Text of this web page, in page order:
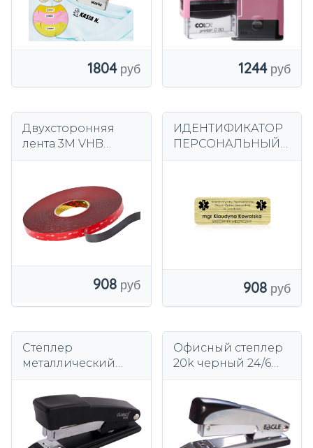
1804 1244
Двухсторонняя
лента 3M VHB
908
ИДЕНТИФИКАТОР
ПЕРСОНАЛЬНЫЙ
908
Степлер
металлический
315 на 30 листов,
черный
Офисный степлер
20k черный 24/6